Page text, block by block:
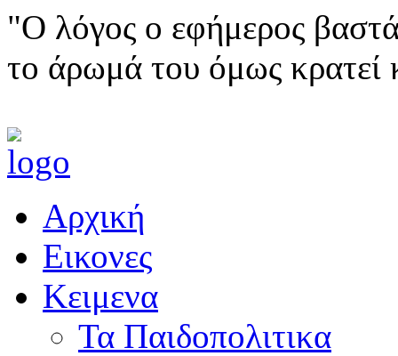
"Ο λόγος ο εφήμερος
το άρωμά του όμως κρατεί
Αρχική
Εικονες
Κειμενα
Τα Παιδοπολιτικα